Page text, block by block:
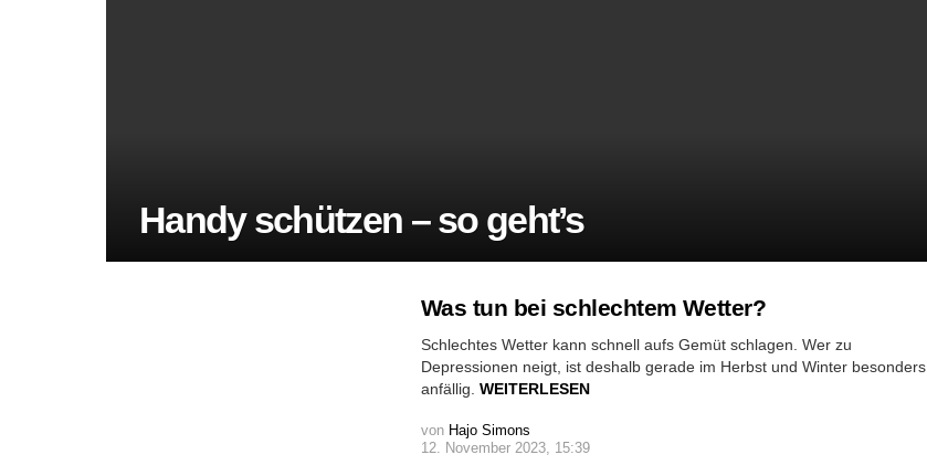
Handy schützen – so geht’s
Was tun bei schlechtem Wetter?
Schlechtes Wetter kann schnell aufs Gemüt schlagen. Wer zu
Depressionen neigt, ist deshalb gerade im Herbst und Winter besonders
anfällig. WEITERLESEN
von Hajo Simons
12. November 2023, 15:39